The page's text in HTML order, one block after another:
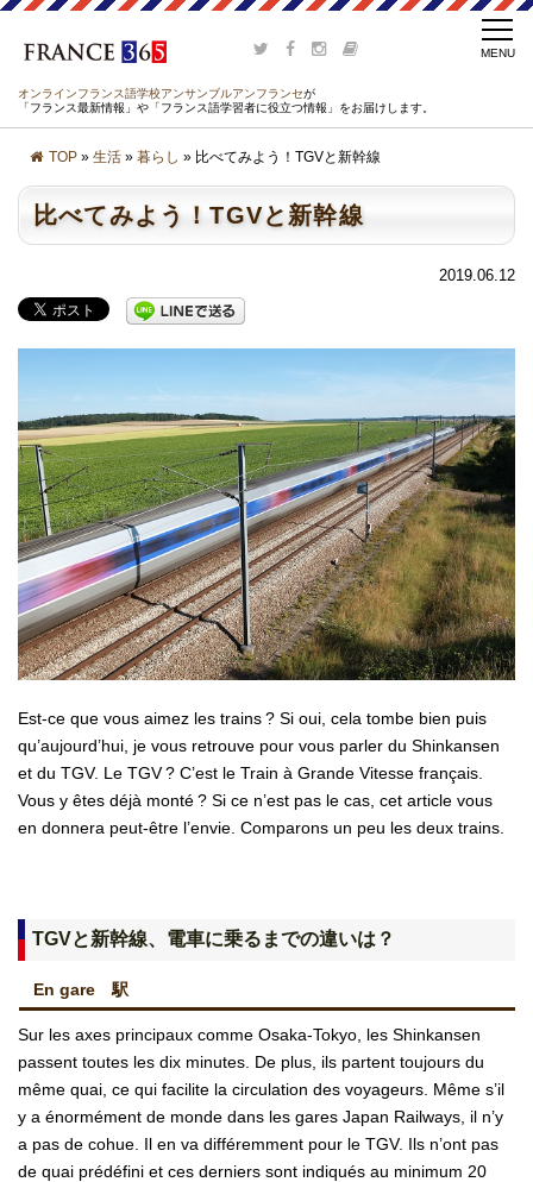
オンラインフランス語学校アンサンブルアンフランセが
「フランス最新情報」や「フランス語学習者に役立つ情報」をお届けします。
TOP » 生活 » 暮らし » 比べてみよう！TGVと新幹線
比べてみよう！TGVと新幹線
2019.06.12
Est-ce que vous aimez les trains ? Si oui, cela tombe bien puis
qu’aujourd’hui, je vous retrouve pour vous parler du Shinkansen
et du TGV. Le TGV ? C’est le Train à Grande Vitesse français.
Vous y êtes déjà monté ? Si ce n’est pas le cas, cet article vous
en donnera peut-être l’envie. Comparons un peu les deux trains.
TGVと新幹線、電車に乗るまでの違いは？
En gare 駅
Sur les axes principaux comme Osaka-Tokyo, les Shinkansen
passent toutes les dix minutes. De plus, ils partent toujours du
même quai, ce qui facilite la circulation des voyageurs. Même s’il
y a énormément de monde dans les gares Japan Railways, il n’y
a pas de cohue. Il en va différemment pour le TGV. Ils n’ont pas
de quai prédéfini et ces derniers sont indiqués au minimum 20